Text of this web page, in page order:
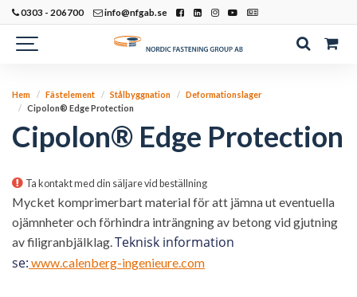
0303 - 206700 info@nfgab.se
Hem Fästelement Stålbyggnation
Deformationslager
Cipolon® Edge Protection
Cipolon® Edge Protection
Ta kontakt med din säljare vid beställning
Mycket komprimerbart material för att jämna ut eventuella
ojämnheter och förhindra inträngning av betong vid gjutning
av filigranbjälklag.Teknisk information
se: www.calenberg-ingenieure.com​​